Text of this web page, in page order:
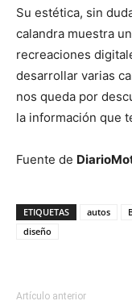
Su estética, sin
calandra muestra
recreaciones
desarrollar varias
nos queda por
la información que
Fuente de
ETIQUETAS autos
diseño
Artículo anterior